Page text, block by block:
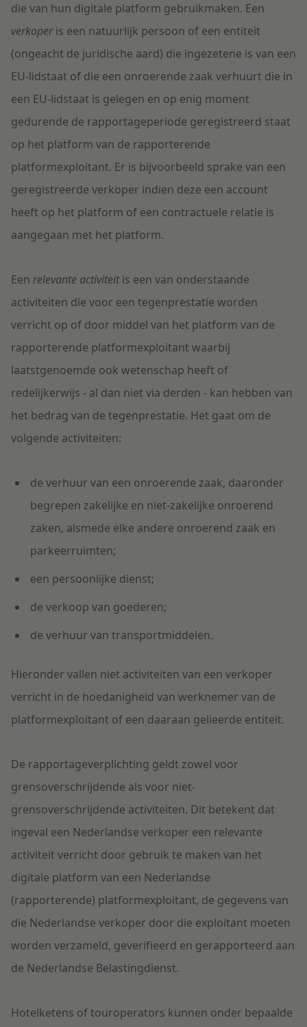
die van hun digitale platform gebruikmaken. Een
verkoperis een natuurlijk persoon of een entiteit
(ongeacht de juridische aard) die ingezetene is van een
EU-lidstaat of die een onroerende zaak verhuurt die in
een EU-lidstaat is gelegen en op enig moment
gedurende de rapportageperiode geregistreerd staat
op het platform van de rapporterende
platformexploitant. Er is bijvoorbeeld sprake van een
geregistreerde verkoper indien deze een account
heeft op het platform of een contractuele relatie is
aangegaan met het platform.
Een relevante activiteitis een van onderstaande
activiteiten die voor een tegenprestatie worden
verricht op of door middel van het platform van de
rapporterende platformexploitant waarbij
laatstgenoemde ook wetenschap heeft of
redelijkerwijs - al dan niet via derden - kan hebben van
het bedrag van de tegenprestatie. Het gaat om de
volgende activiteiten:
de verhuur van een onroerende zaak, daaronder
begrepen zakelijke en niet-zakelijke onroerend
zaken, alsmede elke andere onroerend zaak en
parkeerruimten;
een persoonlijke dienst;
de verkoop van goederen;
de verhuur van transportmiddelen.
Hieronder vallen niet activiteiten van een verkoper
verricht in de hoedanigheid van werknemer van de
platformexploitant of een daaraan gelieerde entiteit.
De rapportageverplichting geldt zowel voor
grensoverschrijdende als voor niet-
grensoverschrijdende activiteiten. Dit betekent dat
ingeval een Nederlandse verkoper een relevante
activiteit verricht door gebruik te maken van het
digitale platform van een Nederlandse
(rapporterende) platformexploitant, de gegevens van
die Nederlandse verkoper door die exploitant moeten
worden verzameld, geverifieerd en gerapporteerd aan
de Nederlandse Belastingdienst.
Hotelketens of touroperators kunnen onder bepaalde